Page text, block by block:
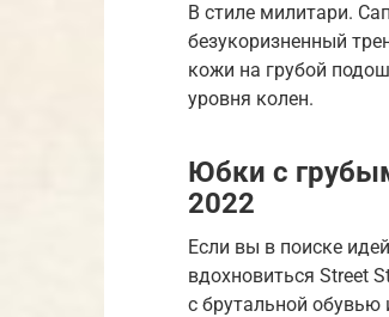
В стиле милитари.
безукоризненный
кожи на грубой
уровня колен.
Юбки с
2022
Если вы в поиске
вдохновиться Street
с брутальной